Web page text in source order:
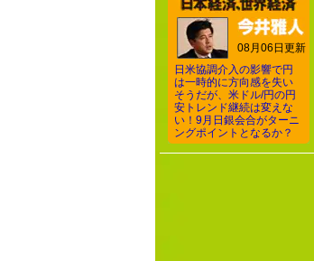
08月06日更新
日米協調介入の影響で円
は一時的に方向感を失い
そうだが、米ドル/円の円
安トレンド継続は変えな
い！9月日銀会合がターニ
ングポイントとなるか？